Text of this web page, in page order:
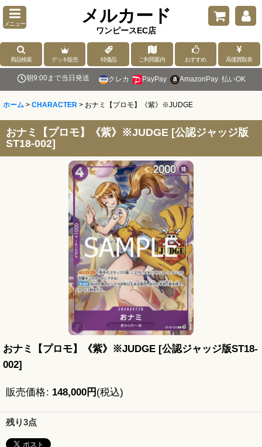
メニュー メルカード
ワンピースEC店
商品検索 デッキ販売 特価品 ご利用案内 おすすめ 高価買取表
朝9:00まで当日発送 クレカ PayPay AmazonPay 払いOK
ホーム > CHARACTER > おナミ【プロモ】《紫》※JUDGE
おナミ【プロモ】《紫》※JUDGE [公認ジャッジ版
ST18-002]
おナミ【プロモ】《紫》※JUDGE [公認ジャッジ版ST18-
002]
販売価格: 148,000円 (税込)
残り3点